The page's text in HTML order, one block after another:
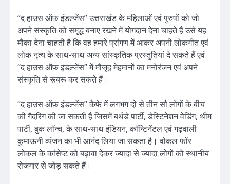
“द हाउस ऑफ़ इंडल्जेंस” उत्तराखंड के महिलाओं एवं पुरुषों को जो
अपने संस्कृति को समृद्ध बनाए रखने में योगदान देना चाहते हैं उसे यह
मौका देना चाहती है कि वह हमारे प्रांगण में आकर अपनी लोकगीत एवं
लोक नृत्य के साथ-साथ अन्य सांस्कृतिक प्रस्तुतियां दे सकते हैं एवं
“द हाउस ऑफ़ इंडल्जेंस” में मौजूद मेहमानों का मनोरंजन एवं अपने
संस्कृति से रूबरू कर सकते हैं।
“द हाउस ऑफ़ इंडल्जेंस” कैफे में लगभग दो से तीन सौ लोगों के बीच
की गैदरिंग की जा सकती है जिसमें बर्थडे पार्टी, डेस्टिनेशन वेडिंग, थीम
पार्टी, बुक लॉन्च, के साथ-साथ इंडियन, कॉन्टिनेंटल एवं गढ़वाली
कुमाऊनी व्यंजन का भी आनंद लिया जा सकता है। वोकल फॉर
लोकल के कांसेप्ट को बढ़ावा देकर ज्यादा से ज्यादा लोगों को स्थानीय
रोजगार से जोड़ सकते हैं।